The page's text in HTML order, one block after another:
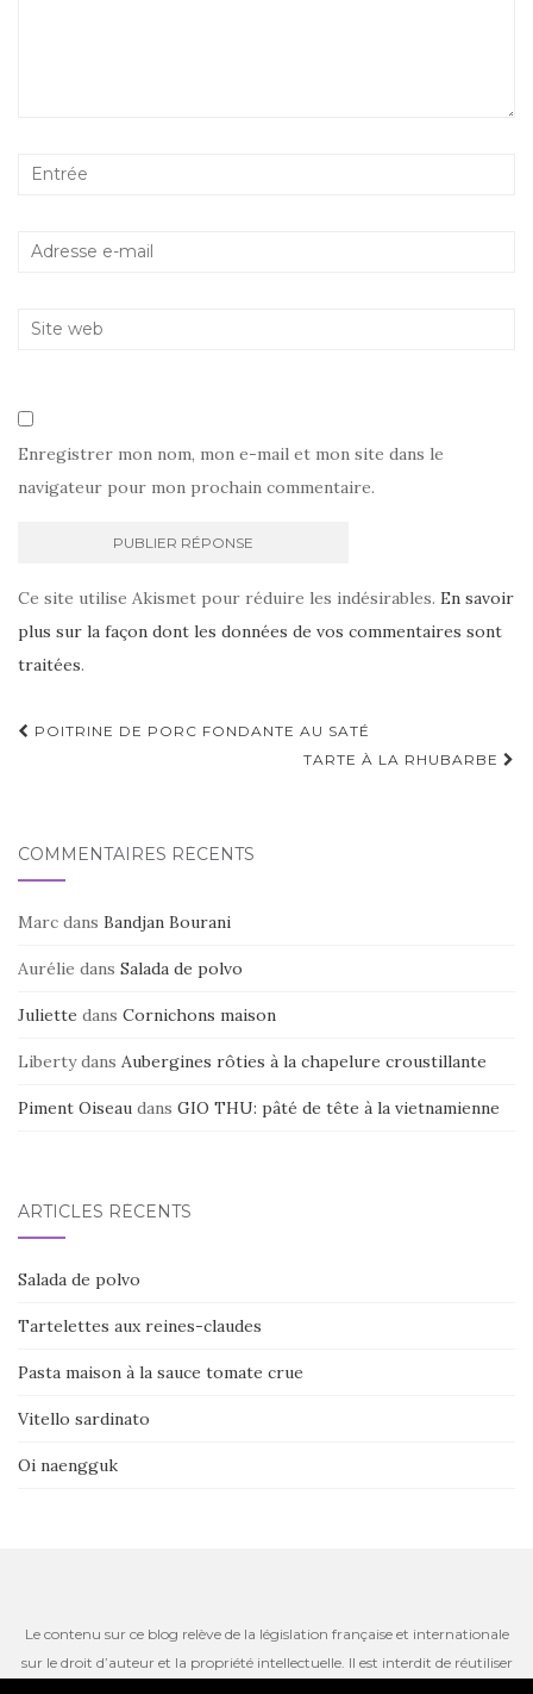
Enregistrer mon nom, mon e-mail et mon site dans le
navigateur pour mon prochain commentaire.
Ce site utilise Akismet pour réduire les indésirables. En savoir
plus sur la façon dont les données de vos commentaires sont
traitées.
Navigation
POITRINE DE PORC FONDANTE AU SATÉ
TARTE À LA RHUBARBE
COMMENTAIRES RÉCENTS
Marc dans Bandjan Bourani
Aurélie dans Salada de polvo
Juliette dans Cornichons maison
Libertydans Aubergines rôties à la chapelure croustillante
Piment Oiseau dans GIO THU: pâté de tête à la vietnamienne
ARTICLES RÉCENTS
Salada de polvo
Tartelettes aux reines-claudes
Pasta maison à la sauce tomate crue
Vitello sardinato
Oi naengguk
Le contenu sur ce blog relève de la législation française et internationale
sur le droit d’auteur et la propriété intellectuelle. Il est interdit de réutiliser